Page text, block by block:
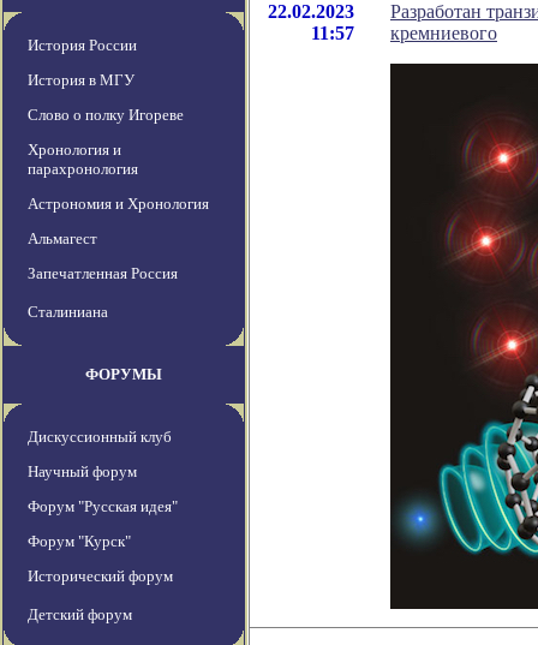
История России
История в МГУ
Слово о полку Игореве
Хронология и
парахронология
Астрономия и Хронология
Альмагест
Запечатленная Россия
Сталиниана
ФОРУМЫ
Дискуссионный клуб
Научный форум
Форум "Русская идея"
Форум "Курск"
Исторический форум
Детский форум
22.02.2023
11:57
Разработан
кремниевого